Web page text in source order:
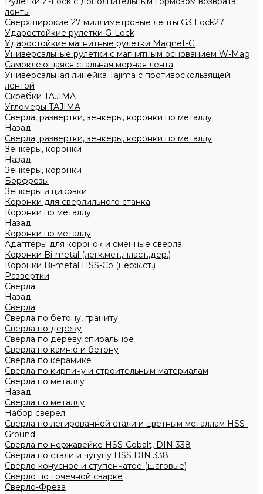
ленты
Сверхширокие 27 миллиметровые ленты G3 Lock27
Ударостойкие рулетки G-Lock
Ударостойкие магнитные рулетки Magnet-G
Универсальные рулетки с магнитным основанием W-Mag
Самоклеющаяся стальная мерная лента
Универсальная линейка Tajima с противоскользящей
лентой
Скребки TAJIMA
Угломеры TAJIMA
Сверла, развертки, зенкеры, коронки по металлу
Назад
Сверла, развертки, зенкеры, коронки по металлу
Зенкеры, коронки
Назад
Зенкеры, коронки
Борфрезы
Зенкеры и циковки
Коронки для сверлильного станка
Коронки по металлу
Назад
Коронки по металлу
Адаптеры для коронок и сменные сверла
Коронки Bi-metal (легк.мет.,пласт.,дер.)
Коронки Bi-metal HSS-Co (нерж.ст.)
Развертки
Сверла
Назад
Сверла
Сверла по бетону, граниту
Сверла по дереву
Сверла по дереву спиральное
Сверла по камню и бетону
Сверла по керамике
Сверла по кирпичу и строительным материалам
Сверла по металлу
Назад
Сверла по металлу
Набор сверел
Сверла по легированной стали и цветным металлам HSS-
Ground
Сверла по нержавейке HSS-Cobalt, DIN 338
Сверла по стали и чугуну HSS DIN 338
Сверло конусное и ступенчатое (шаговые)
Сверло по точечной сварке
Сверло-Фреза